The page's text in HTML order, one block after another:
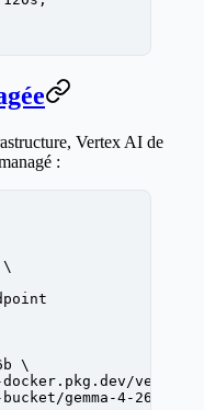
Vertex AI de
:
\
\
gemma-4-26b